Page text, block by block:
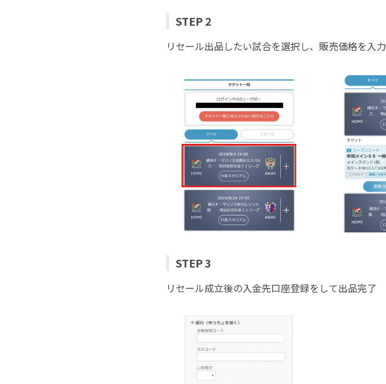
STEP 2
リセール出品したい試合を選択し、販売価格を入力
STEP 3
リセール成立後の入金先口座登録をして出品完了